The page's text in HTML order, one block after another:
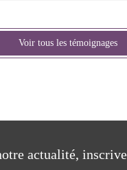
Voir tous les témoignages
actualité,